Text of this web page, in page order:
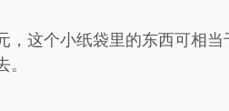
，这个小纸袋里的东西可相